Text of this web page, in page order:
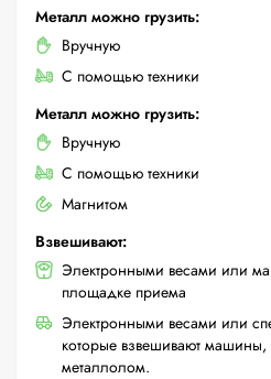
Металл можно грузить:
Вручную
С помощью техники
Металл можно грузить:
Вручную
С помощью техники
Магнитом
Взвешивают:
Электронными весами или
площадке приема
Электронными весами или
которые взвешивают машины,
металлолом.